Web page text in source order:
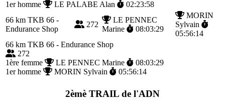
1er homme
LE PALABE Alan
02:23:58
66 km TKB 66 -
Endurance Shop
272
LE PENNEC
Marine
08:03:29
MORIN
Sylvain
05:56:14
66 km TKB 66 - Endurance Shop
272
1ère femme
LE PENNEC Marine
08:03:29
1er homme
MORIN Sylvain 05:56:14
2èmè TRAIL de l'ADN